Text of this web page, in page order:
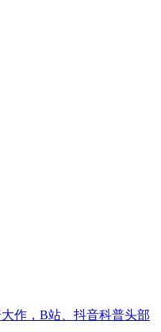
作，B站、抖音科普头部